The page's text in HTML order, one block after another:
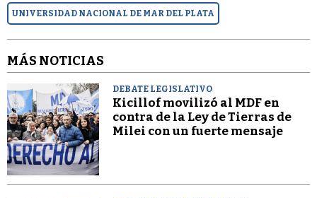
UNIVERSIDAD NACIONAL DE MAR DEL PLATA
MÁS NOTICIAS
DEBATE LEGISLATIVO
Kicillof movilizó al MDF en
contra de la Ley de Tierras de
Milei con un fuerte mensaje